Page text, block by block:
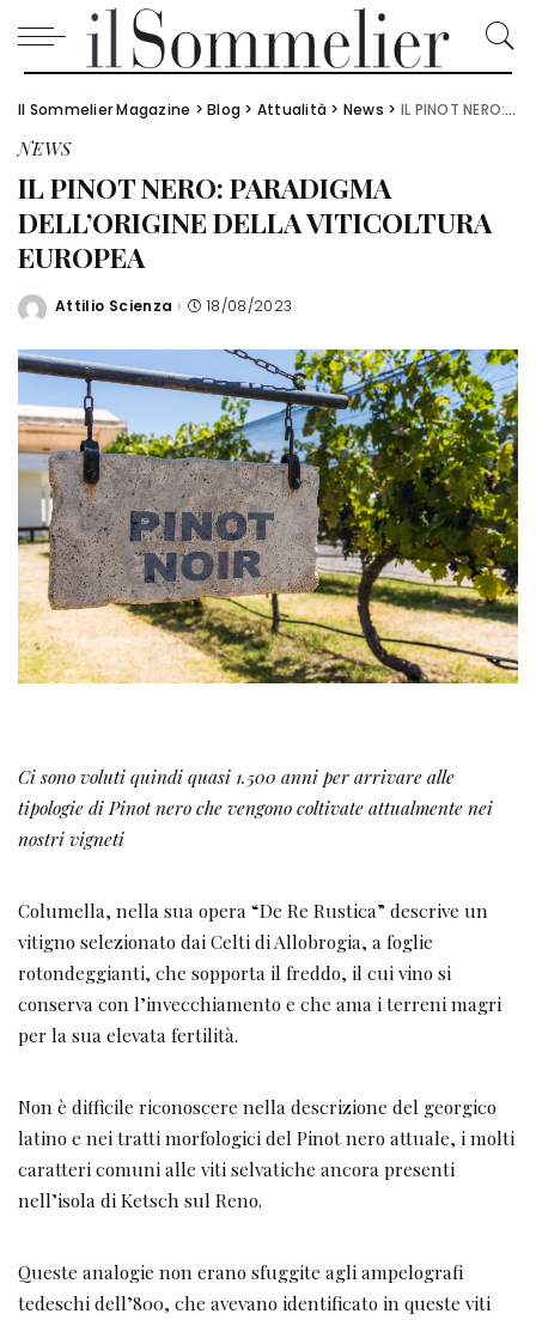
Il Sommelier Magazine >Blog > Attualità > News > IL PINOT NERO: PARADIGMA DELL’ORIGINE DELLA VITICOLTURA EUROPEA
NEWS
IL PINOT NERO: PARADIGMA
DELL’ORIGINE DELLA VITICOLTURA
EUROPEA
Posted
Attilio Scienza 18/08/2023
Ci sono voluti quindi quasi 1.500 anni per arrivare alle
tipologie di Pinot nero che vengono coltivate attualmente nei
nostri vigneti
Columella, nella sua opera “De Re Rustica” descrive un
vitigno selezionato dai Celti di Allobrogia, a foglie
rotondeggianti, che sopporta il freddo, il cui vino si
conserva con l’invecchiamento e che ama i terreni magri
per la sua elevata fertilità.
Non è difficile riconoscere nella descrizione del georgico
latino e nei tratti morfologici del Pinot nero attuale, i molti
caratteri comuni alle viti selvatiche ancora presenti
nell’isola di Ketsch sul Reno.
Queste analogie non erano sfuggite agli ampelografi
tedeschi dell’800, che avevano identificato in queste viti